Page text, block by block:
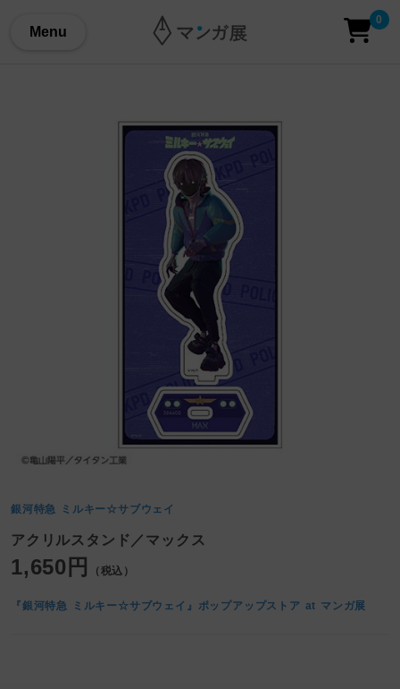
Menu
0
銀河特急 ミルキー☆サブウェイ
アクリルスタンド／マックス
1,650円 （税込）
『銀河特急 ミルキー☆サブウェイ』ポップアップストア at マンガ展